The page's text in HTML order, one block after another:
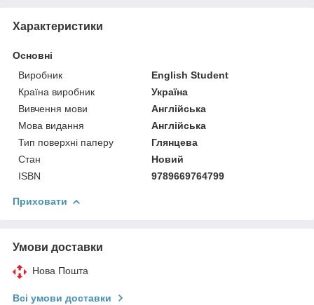
Характеристики
Основні
Виробник
English Student
Країна виробник
Україна
Вивчення мови
Англійська
Мова видання
Англійська
Тип поверхні паперу
Глянцева
Стан
Новий
ISBN
9789669764799
Приховати
Умови доставки
Нова Пошта
Всі умови доставки